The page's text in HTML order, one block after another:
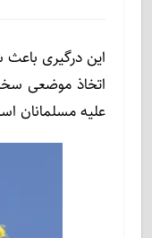
این درگیری باعث
اتخاذ موضعی
علیه مسلمانان